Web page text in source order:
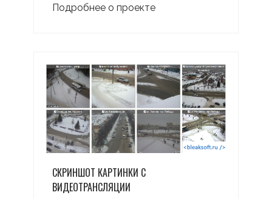
Подробнее о проекте
СКРИНШОТ КАРТИНКИ С
ВИДЕОТРАНСЛЯЦИИ